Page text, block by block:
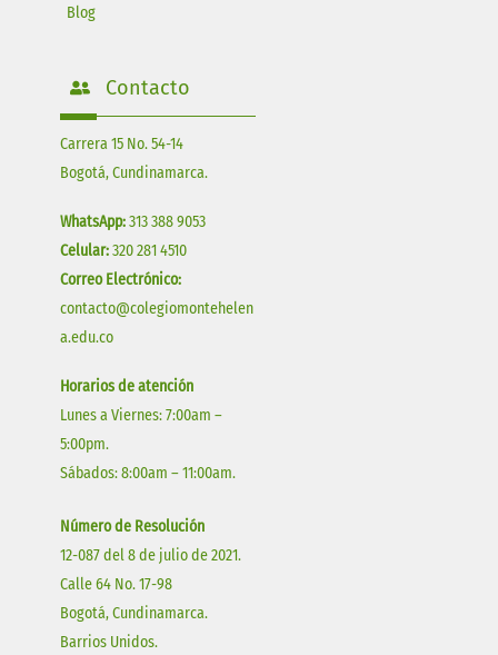
Blog
Contacto
Carrera 15 No. 54-14
Bogotá, Cundinamarca.
WhatsApp:313 388 9053
Celular:320 281 4510
Correo Electrónico:
contacto@colegiomontehelen
a.edu.co
Horarios de atención
Lunes a Viernes: 7:00am –
5:00pm.
Sábados: 8:00am – 11:00am.
Número de Resolución
12-087 del 8 de julio de 2021.
Calle 64 No. 17-98
Bogotá, Cundinamarca.
Barrios Unidos.